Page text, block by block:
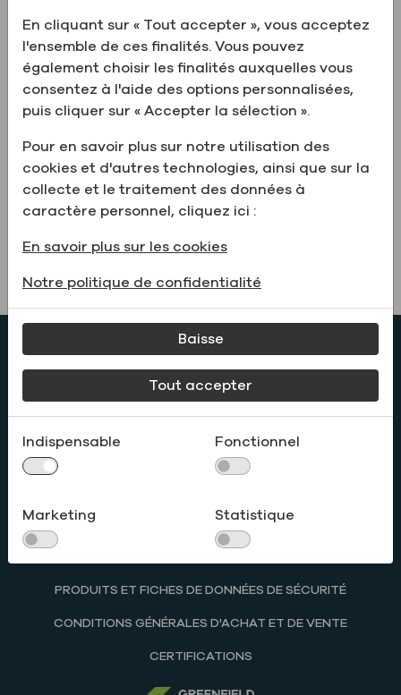
Mot de passe
Confirmez le mot de passe
Confirmez le mot de passe
Créez votre nouveau compte
Renseignements commerciaux : 1.800.243.5360
ou Contactez-nous - Renseignements généraux : 1
905 790 4575
LIEUX
FAITES UNE OFFRE
PRODUITS ET FICHES DE DONNÉES DE SÉCURITÉ
CONDITIONS GÉNÉRALES D'ACHAT ET DE VENTE
CERTIFICATIONS
En cliquant sur « Tout accepter », vous acceptez
l'ensemble de ces finalités. Vous pouvez
également choisir les finalités auxquelles vous
consentez à l'aide des options personnalisées,
puis cliquer sur « Accepter la sélection ».
Pour en savoir plus sur notre utilisation des
cookies et d'autres technologies, ainsi que sur la
collecte et le traitement des données à
caractère personnel, cliquez ici :
En savoir plus sur les cookies
Notre politique de confidentialité
Baisse
Tout accepter
Indispensable Fonctionnel
Marketing Statistique